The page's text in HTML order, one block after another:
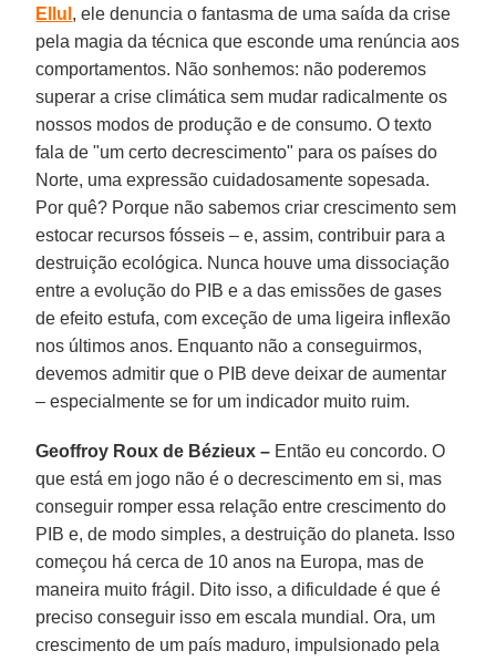
Ellul , ele denuncia o fantasma de uma saída da crise
pela magia da técnica que esconde uma renúncia aos
comportamentos. Não sonhemos: não poderemos
superar a crise climática sem mudar radicalmente os
nossos modos de produção e de consumo. O texto
fala de "um certo decrescimento" para os países do
Norte, uma expressão cuidadosamente sopesada.
Por quê? Porque não sabemos criar crescimento sem
estocar recursos fósseis – e, assim, contribuir para a
destruição ecológica. Nunca houve uma dissociação
entre a evolução do PIB e a das emissões de gases
de efeito estufa, com exceção de uma ligeira inflexão
nos últimos anos. Enquanto não a conseguirmos,
devemos admitir que o PIB deve deixar de aumentar
– especialmente se for um indicador muito ruim.
Geoffroy Roux de Bézieux – Então eu concordo. O
que está em jogo não é o decrescimento em si, mas
conseguir romper essa relação entre crescimento do
PIB e, de modo simples, a destruição do planeta. Isso
começou há cerca de 10 anos na Europa, mas de
maneira muito frágil. Dito isso, a dificuldade é que é
preciso conseguir isso em escala mundial. Ora, um
crescimento de um país maduro, impulsionado pela